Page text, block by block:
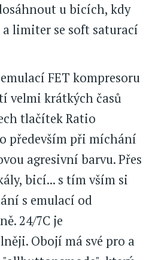
u bicích, kdy
limiter se soft saturací
FET kompresoru
velmi krátkých časů
tlačítek Ratio
především při míchání
agresivní barvu. Přes
bicí... s tím vším si
s emulací od
24/7C je
Obojí má své pro a